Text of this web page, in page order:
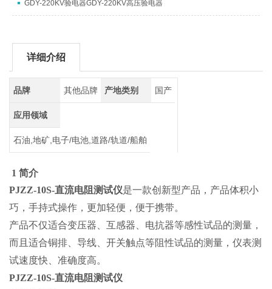
GDY-220KV验电器GDY-220KV高压验电器
详细介绍
品牌 其他品牌 产地类别 国产
应用领域
石油,地矿,电子/电池,道路/轨道/船舶
1 简介
PJZZ-10S-直流电阻测试仪是一款创新型产品，产品体积小
巧，手持式操作，更加轻便，便于携带。
产品不仅适合变压器、互感器、电抗器等感性试品的测量，
而且适合铜排、导线、开关触点等阻性试品的测量，仪表测
试速度快、准确度高。
PJZZ-10S-直流电阻测试仪